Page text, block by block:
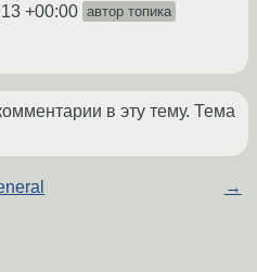
+00:00 автор топика
в эту тему. Тема
→